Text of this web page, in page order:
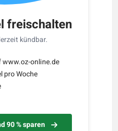
freischalten
kündbar.
online.de
pro Woche
90 % sparen